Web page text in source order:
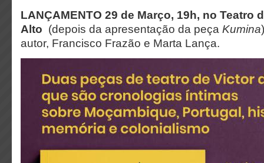
LANÇAMENTO 29 de Março, 19h, no Teatro
Alto (depois da apresentação da peça Kumina
autor, Francisco Frazão e Marta Lança.